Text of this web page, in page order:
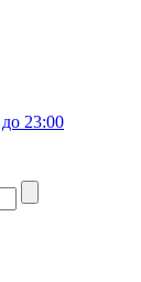
23:00